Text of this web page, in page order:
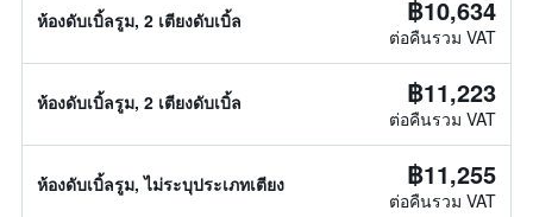
ห้องดับเบิ้ลรูม, 2 เตียงดับเบิ้ล ฿10,634
ต่อคืนรวม VAT
ห้องดับเบิ้ลรูม, 2 เตียงดับเบิ้ล ฿11,223
ต่อคืนรวม VAT
ห้องดับเบิ้ลรูม, ไม่ระบุประเภทเตียง ฿11,255
ต่อคืนรวม VAT